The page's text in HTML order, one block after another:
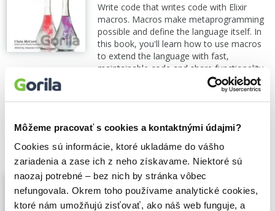
Môžeme pracovať s cookies a kontaktnými údajmi?
Cookies sú informácie, ktoré ukladáme do vášho
zariadenia a zase ich z neho získavame. Niektoré sú
naozaj potrebné – bez nich by stránka vôbec
nefungovala. Okrem toho používame analytické cookies,
ktoré nám umožňujú zisťovať, ako náš web funguje, a
Write code that writes code with Elixir
macros. Macros make metaprogramming
possible and define the language itself. In
this book, you'll learn how to use macros
to extend the language with fast,
maintainable code and share functionality
🍌 Dodanie môže trvať viac ako 30 dní
19,10€ Do košíka
Programming Phoenix: Productive
|> Reliable |> Fast
Chris McCord,Pragmatic Bookshelf (2016)